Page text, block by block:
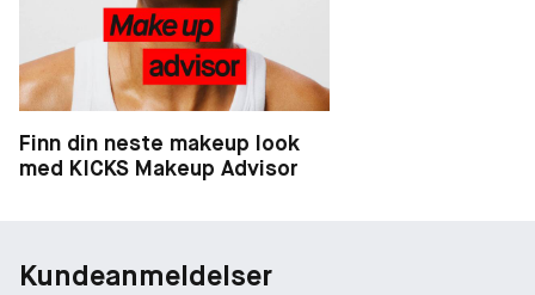
Finn din neste makeup look
med KICKS Makeup Advisor
Kundeanmeldelser